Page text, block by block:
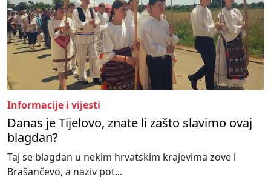
Informacije i vijesti
Danas je Tijelovo, znate li zašto slavimo ovaj
blagdan?
Taj se blagdan u nekim hrvatskim krajevima zove i
Brašančevo, a naziv pot...